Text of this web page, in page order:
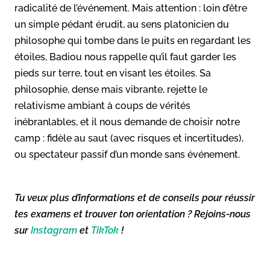
radicalité de l’événement. Mais attention : loin d’être
un simple pédant érudit, au sens platonicien du
philosophe qui tombe dans le puits en regardant les
étoiles, Badiou nous rappelle qu’il faut garder les
pieds sur terre, tout en visant les étoiles. Sa
philosophie, dense mais vibrante, rejette le
relativisme ambiant à coups de vérités
inébranlables, et il nous demande de choisir notre
camp : fidèle au saut (avec risques et incertitudes),
ou spectateur passif d’un monde sans événement.
Tu veux plus d’informations et de conseils pour réussir
tes examens et trouver ton orientation ? Rejoins-nous
surInstagram et TikTok !